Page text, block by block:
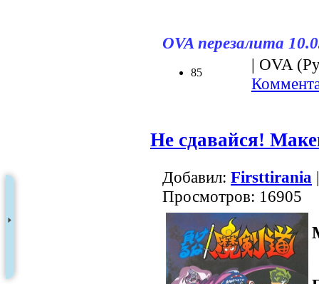
OVA перезалита
85
| OVA
Не сдавайся!
Добавил: Firsttirania
Просмотров: 16905